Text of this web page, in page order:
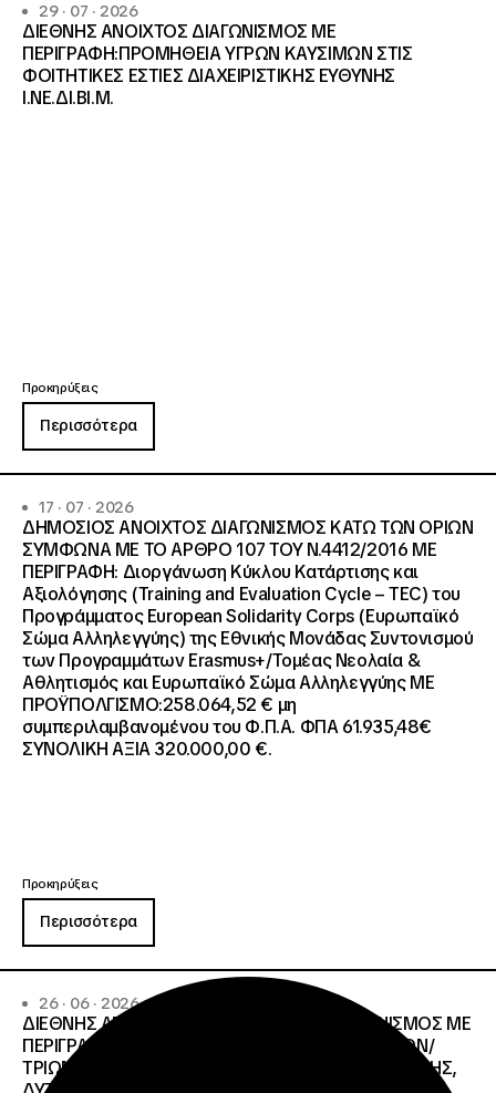
29 · 07 · 2026
ΔΙΕΘΝΗΣ ΑΝΟΙΧΤΟΣ ΔΙΑΓΩΝΙΣΜΟΣ ΜΕ
ΠΕΡΙΓΡΑΦΗ:ΠΡΟΜΗΘΕΙΑ ΥΓΡΩΝ ΚΑΥΣΙΜΩΝ ΣΤΙΣ
ΦΟΙΤΗΤΙΚΕΣ ΕΣΤΙΕΣ ΔΙΑΧΕΙΡΙΣΤΙΚΗΣ ΕΥΘΥΝΗΣ
Ι.ΝΕ.ΔΙ.ΒΙ.Μ.
Προκηρύξεις
Περισσότερα
17 · 07 · 2026
ΔΗΜΟΣΙΟΣ ΑΝΟΙΧΤΟΣ ΔΙΑΓΩΝΙΣΜΟΣ ΚΑΤΩ ΤΩΝ ΟΡΙΩΝ
ΣΥΜΦΩΝΑ ΜΕ ΤΟ ΑΡΘΡΟ 107 ΤΟΥ Ν.4412/2016 ΜΕ
ΠΕΡΙΓΡΑΦΗ: Διοργάνωση Κύκλου Κατάρτισης και
Αξιολόγησης (Training and Evaluation Cycle – TEC) του
Προγράμματος European Solidarity Corps (Ευρωπαϊκό
Σώμα Αλληλεγγύης) της Εθνικής Μονάδας Συντονισμού
των Προγραμμάτων Erasmus+/Τομέας Νεολαία &
Αθλητισμός και Ευρωπαϊκό Σώμα Αλληλεγγύης ΜΕ
ΠΡΟΫΠΟΛΓΙΣΜΟ:258.064,52 € μη
συμπεριλαμβανομένου του Φ.Π.Α. ΦΠΑ 61.935,48€
ΣΥΝΟΛΙΚΗ ΑΞΙΑ 320.000,00 €.
Προκηρύξεις
Περισσότερα
26 · 06 · 2026
ΔΙΕΘΝΗΣ ΑΝΟΙΧΤΟΣ ΗΛΕΚΤΡΟΝΙΚΟΣ ΔΙΑΓΩΝΙΣΜΟΣ ΜΕ
ΠΕΡΙΓΡΑΦΗ:ΥΠΗΡΕΣΙΕΣ ΣΤΕΓΑΣΗΣ ΤΩΝ ΦΟΙΤΗΤΩΝ/
ΤΡΙΩΝ ΤΩΝ ΠΑΝΕΠΙΣΤΗΜΙΑΚΩΝ ΙΔΡΥΜΑΤΩΝ KΡΗΤΗΣ,